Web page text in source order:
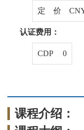
定 价 CNY
认证费用：
CDP 0
课程介绍：